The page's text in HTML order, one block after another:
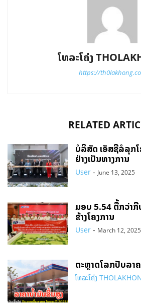
ໂທລະໂຄ່ງ
https://
RELATED
ບໍລິສັດ ເອັສຊີລໍລຸກໂ
ຢ່າງເປັນທາງການ
User - June 13, 2025
ມອບ 5.54 ຕື້ກວ່າ
ຂ້າງໂຄງການ
User - March 12, 2025
ຕະຫຼາດໂລກປັບລາ
ໂທລະໂຄ່ງ